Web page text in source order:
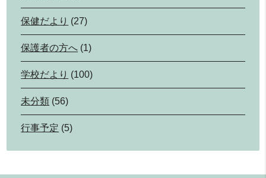
保健だより (27)
保護者の方へ (1)
学校だより (100)
未分類 (56)
行事予定 (5)